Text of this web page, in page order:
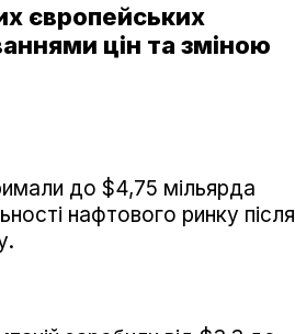
європейських
цін та зміною
до $4,75 мільярда
нафтового ринку після